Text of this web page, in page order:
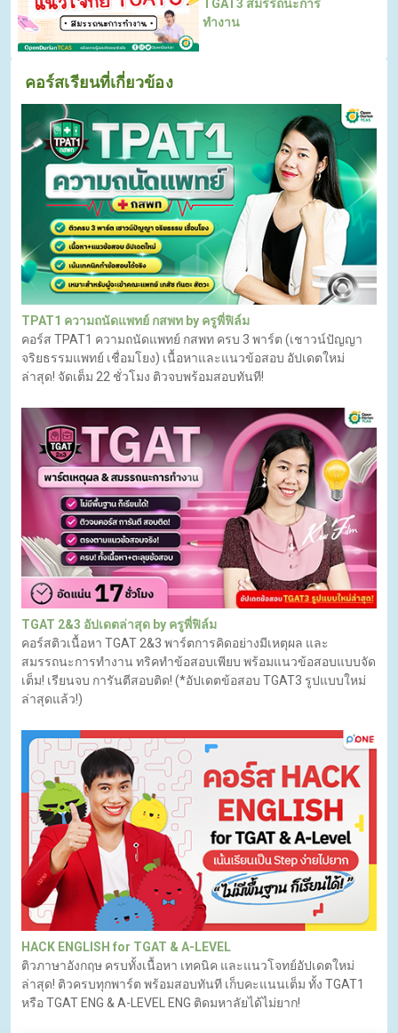
TGAT3 สมรรถนะการ
ทำงาน
คอร์สเรียนที่เกี่ยวข้อง
TPAT1 ความถนัดแพทย์ กสพท by ครูพี่ฟิล์ม
คอร์ส TPAT1 ความถนัดแพทย์ กสพท ครบ 3 พาร์ต (เชาวน์ปัญญา
จริยธรรมแพทย์ เชื่อมโยง) เนื้อหาและแนวข้อสอบ อัปเดตใหม่
ล่าสุด! จัดเต็ม 22 ชั่วโมง ติวจบพร้อมสอบทันที!
TGAT 2&3 อัปเดตล่าสุด by ครูพี่ฟิล์ม
คอร์สติวเนื้อหา TGAT 2&3 พาร์ตการคิดอย่างมีเหตุผล และ
สมรรถนะการทำงาน ทริคทำข้อสอบเพียบ พร้อมแนวข้อสอบแบบจัด
เต็ม! เรียนจบ การันตีสอบติด! (*อัปเดตข้อสอบ TGAT3 รูปแบบใหม่
ล่าสุดแล้ว!)
HACK ENGLISH for TGAT & A-LEVEL
ติวภาษาอังกฤษ ครบทั้งเนื้อหา เทคนิค และแนวโจทย์อัปเดตใหม่
ล่าสุด! ติวครบทุกพาร์ต พร้อมสอบทันที เก็บคะแนนเต็ม ทั้ง TGAT1
หรือ TGAT ENG & A-LEVEL ENG ติดมหาลัยได้ไม่ยาก!